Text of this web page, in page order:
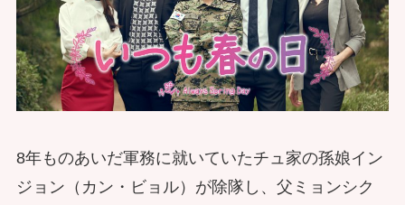
8年ものあいだ軍務に就いていたチュ家の孫娘イン
ジョン（カン・ビョル）が除隊し、父ミョンシク